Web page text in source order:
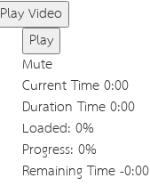
Play Video
Play
Mute
Current Time0:00
Duration Time0:00
Loaded: 0%
Progress: 0%
Remaining Time-0:00